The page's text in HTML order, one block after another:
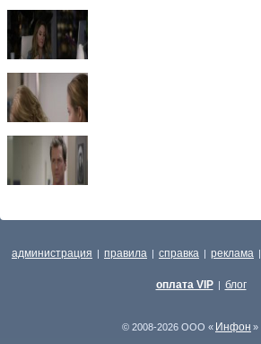
администрация | правила | справка | реклама |
оплата VIP | блог
© 2008-2026 ООО « Инфон »